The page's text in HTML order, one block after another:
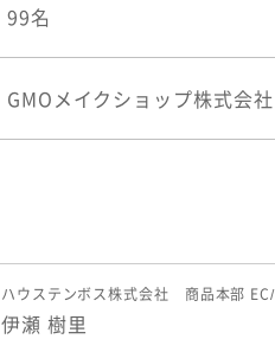
99名
GMOメイクショップ株式会社
ハウステンボス株式会社 商品本部
伊瀬 樹里